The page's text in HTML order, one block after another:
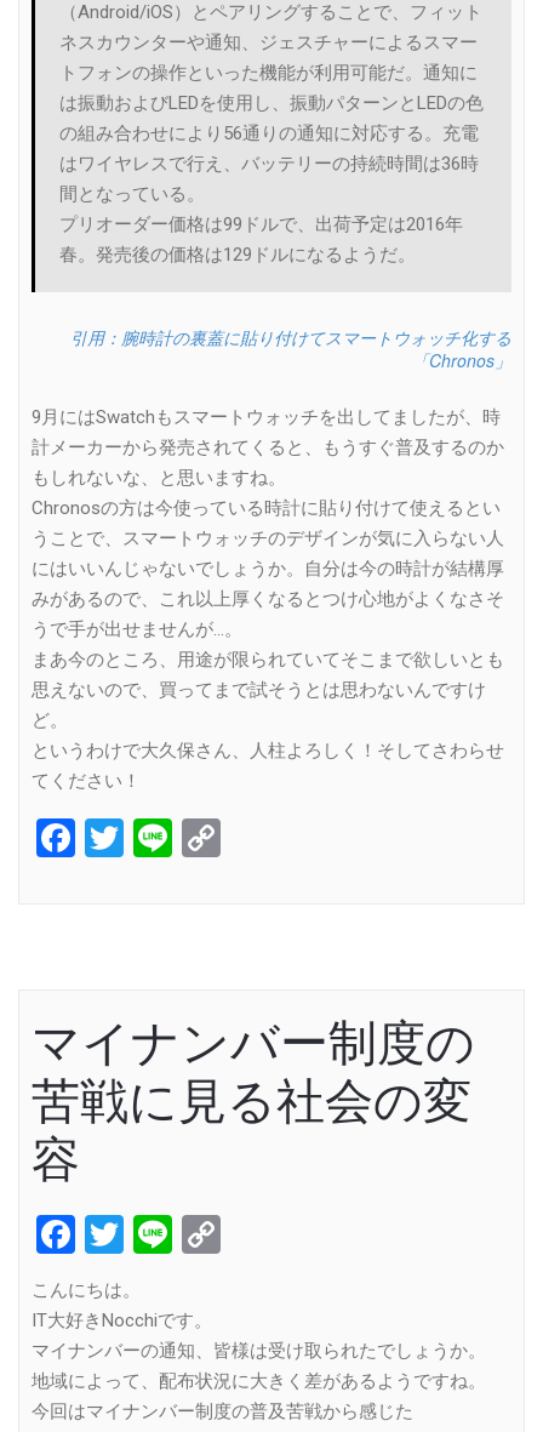
（Android/iOS）とペアリングすることで、フィット
ネスカウンターや通知、ジェスチャーによるスマー
トフォンの操作といった機能が利用可能だ。通知に
は振動およびLEDを使用し、振動パターンとLEDの色
の組み合わせにより56通りの通知に対応する。充電
はワイヤレスで行え、バッテリーの持続時間は36時
間となっている。
プリオーダー価格は99ドルで、出荷予定は2016年
春。発売後の価格は129ドルになるようだ。
引用：腕時計の裏蓋に貼り付けてスマートウォッチ化する
「Chronos」
9月にはSwatchもスマートウォッチを出してましたが、時
計メーカーから発売されてくると、もうすぐ普及するのか
もしれないな、と思いますね。
Chronosの方は今使っている時計に貼り付けて使えるとい
うことで、スマートウォッチのデザインが気に入らない人
にはいいんじゃないでしょうか。自分は今の時計が結構厚
みがあるので、これ以上厚くなるとつけ心地がよくなさそ
うで手が出せませんが…。
まあ今のところ、用途が限られていてそこまで欲しいとも
思えないので、買ってまで試そうとは思わないんですけ
ど。
というわけで大久保さん、人柱よろしく！そしてさわらせ
てください！
Facebook
Twitter
Line
マイナンバー制度の
苦戦に見る社会の変
容
Facebook
Twitter
Line
こんにちは。
IT大好きNocchiです。
マイナンバーの通知、皆様は受け取られたでしょうか。
地域によって、配布状況に大きく差があるようですね。
今回はマイナンバー制度の普及苦戦から感じた